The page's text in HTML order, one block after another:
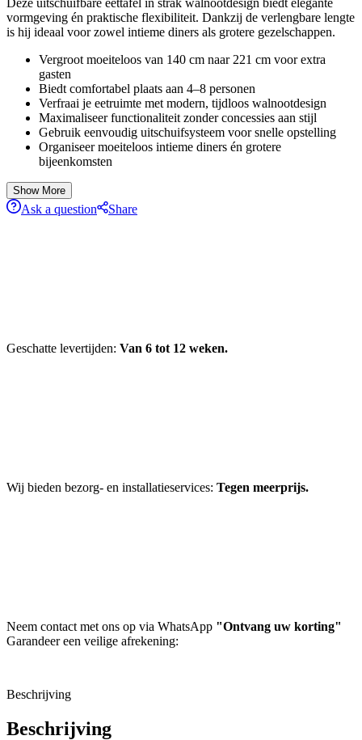
vormgeving én praktische flexibiliteit. Dankzij de verlengbare lengte
is hij ideaal voor zowel intieme diners als grotere gezelschappen.
Vergroot moeiteloos van 140 cm naar 221 cm voor extra
gasten
Biedt comfortabel plaats aan 4–8 personen
Verfraai je eetruimte met modern, tijdloos walnootdesign
Maximaliseer functionaliteit zonder concessies aan stijl
Gebruik eenvoudig uitschuifsysteem voor snelle opstelling
Organiseer moeiteloos intieme diners én grotere
bijeenkomsten
Show More
Ask a question Share
Geschatte levertijden: Van 6 tot 12 weken.
Wij bieden bezorg- en installatieservices: Tegen meerprijs.
Neem contact met ons op via WhatsApp "Ontvang uw korting"
Garandeer een veilige afrekening:
Beschrijving
Beschrijving